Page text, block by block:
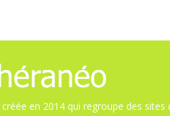
en 2014 qui regroupe des